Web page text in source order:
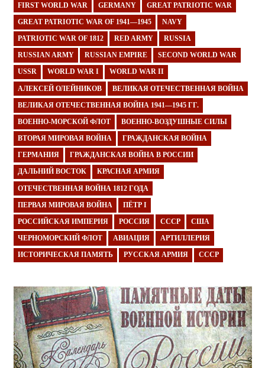
FIRST WORLD WAR GERMANY GREAT PATRIOTIC WAR
GREAT PATRIOTIC WAR OF 1941—1945 NAVY
PATRIOTIC WAR OF 1812 RED ARMY RUSSIA
RUSSIAN ARMY RUSSIAN EMPIRE SECOND WORLD WAR
USSR WORLD WAR I WORLD WAR II
АЛЕКСЕЙ ОЛЕЙНИКОВ ВЕЛИКАЯ ОТЕЧЕСТВЕННАЯ ВОЙНА
ВЕЛИКАЯ ОТЕЧЕСТВЕННАЯ ВОЙНА 1941—1945 ГГ.
ВОЕННО-МОРСКОЙ ФЛОТ ВОЕННО-ВОЗДУШНЫЕ СИЛЫ
ВТОРАЯ МИРОВАЯ ВОЙНА ГРАЖДАНСКАЯ ВОЙНА
ГЕРМАНИЯ ГРАЖДАНСКАЯ ВОЙНА В РОССИИ
ДАЛЬНИЙ ВОСТОК КРАСНАЯ АРМИЯ
ОТЕЧЕСТВЕННАЯ ВОЙНА 1812 ГОДА
ПЕРВАЯ МИРОВАЯ ВОЙНА ПЁТР I
РОССИЙСКАЯ ИМПЕРИЯ РОССИЯ СССР США
ЧЕРНОМОРСКИЙ ФЛОТ АВИАЦИЯ АРТИЛЛЕРИЯ
ИСТОРИЧЕСКАЯ ПАМЯТЬ РУССКАЯ АРМИЯ СССР